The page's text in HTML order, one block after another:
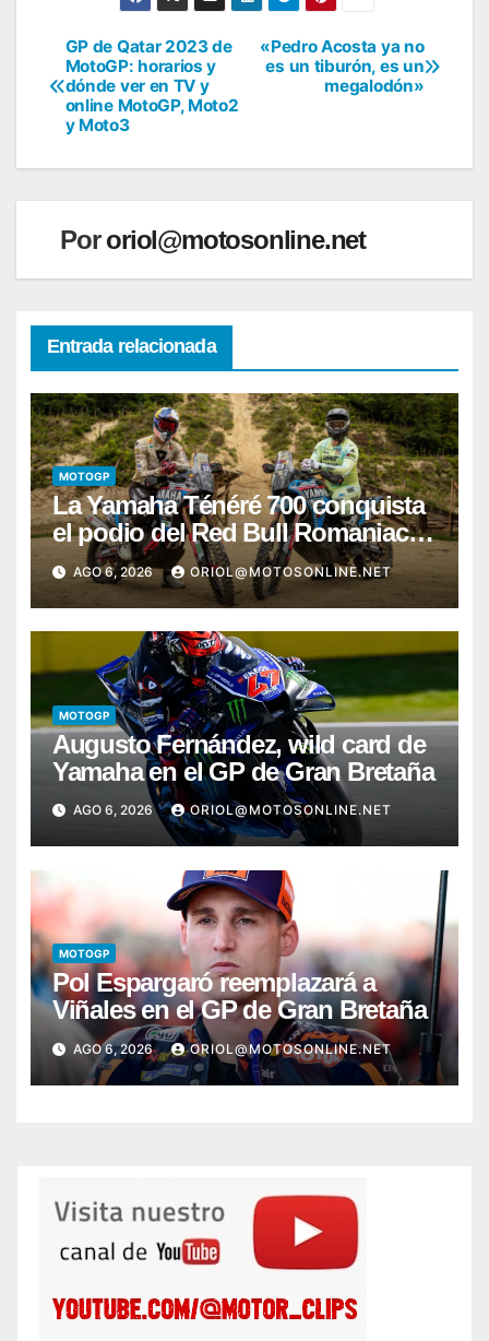
Navegación
de
entradas
«Pedro Acosta ya no
es un tiburón, es un
megalodón»
GP de Qatar 2023 de
MotoGP: horarios y
dónde ver en TV y
online MotoGP, Moto2
y Moto3
Pororiol@motosonline.net
Entrada relacionada
MOTOGP
La Yamaha Ténéré 700 conquista
el podio del Red Bull Romaniacs
2026 con Pol Tarrés
AGO 6, 2026 ORIOL@MOTOSONLINE.NET
MOTOGP
Augusto Fernández, wild card de
Yamaha en el GP de Gran Bretaña
AGO 6, 2026 ORIOL@MOTOSONLINE.NET
MOTOGP
Pol Espargaró reemplazará a
Viñales en el GP de Gran Bretaña
AGO 6, 2026 ORIOL@MOTOSONLINE.NET